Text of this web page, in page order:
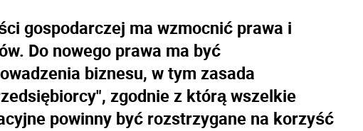
gospodarczej ma wzmocnić prawa i
Do nowego prawa ma być
biznesu, w tym zasada
zgodnie z którą wszelkie
powinny być rozstrzygane na korzyść